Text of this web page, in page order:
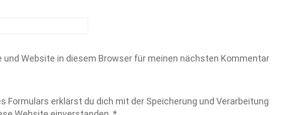
und Website in diesem Browser für meinen nächsten Kommentar
Formulars erklärst du dich mit der Speicherung und Verarbeitung